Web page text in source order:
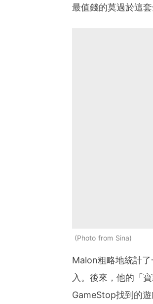
最值錢的莫過於這
Photo from Sina
Malon粗略地統計
入。後來，他的「
GameStop找到的